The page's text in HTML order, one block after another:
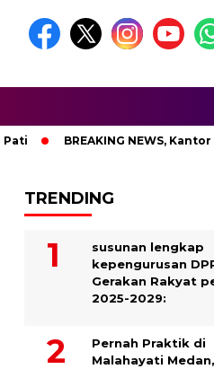
BREAKING NEWS, Kantor
TRENDING
susunan lengkap
kepengurusan
Gerakan Rakyat
2025-2029:
Pernah Praktik di
Malahayati